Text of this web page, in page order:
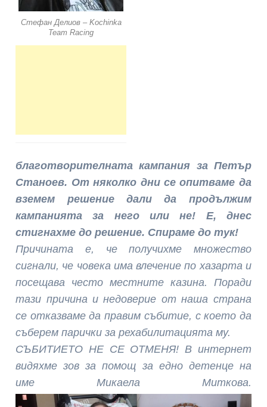
Стефан Делиов – Kochinka
Team Racing
благотворителната кампания за Петър
Станоев. От няколко дни се опитваме да
вземем решение дали да продължим
кампанията за него или не! Е, днес
стигнахме до решение. Спираме до тук!
Причината е, че получихме множество
сигнали, че човека има влечение по хазарта и
посещава често местните казина. Поради
тази причина и недоверие от наша страна
се отказваме да правим събитие, с което да
съберем парички за рехабилитацията му.
СЪБИТИЕТО НЕ СЕ ОТМЕНЯ! В интернет
видяхме зов за помощ за едно детенце на
име Микаела Миткова.